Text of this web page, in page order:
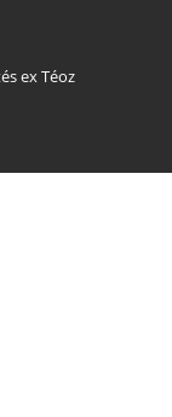
ex Téoz